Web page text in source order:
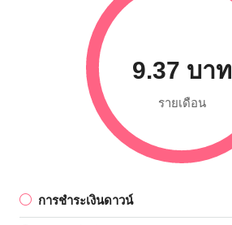
9.37 บาท
รายเดือน
การชำระเงินดาวน์